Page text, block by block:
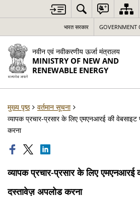
भारत सरकार GOVERNMENT
नवीन एवं नवीकरणीय ऊर्जा मंत्रालय
MINISTRY OF NEW AND
RENEWABLE ENERGY
मुख्य पृष्ठ
वर्तमान सूचना
व्यापक प्रचार-प्रसार के लिए एमएनआरई की
करना
व्यापक प्रचार-प्रसार के लिए एमएनआरई
दस्तावेज़ अपलोड करना